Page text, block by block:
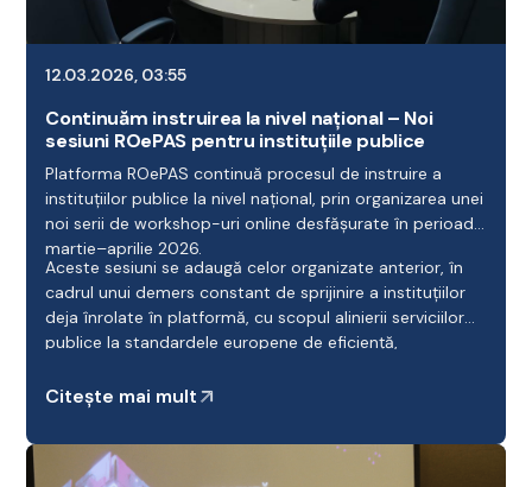
12.03.2026, 03:55
Continuăm instruirea la nivel național – Noi
sesiuni ROePAS pentru instituțiile publice
Platforma ROePAS continuă procesul de instruire a
instituțiilor publice la nivel național, prin organizarea unei
noi serii de workshop-uri online desfășurate în perioada
martie–aprilie 2026.
Aceste sesiuni se adaugă celor organizate anterior, în
cadrul unui demers constant de sprijinire a instituțiilor
deja înrolate în platformă, cu scopul alinierii serviciilor
publice la standardele europene de eficiență,
Citește mai mult